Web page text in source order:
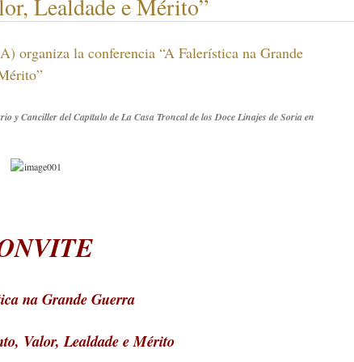
Lealdade e Mérito”
la conferencia “A Falerística na Grande
y Canciller del Capítulo de La Casa Troncal de los Doce Linajes de Soria en
na Grande Guerra
Valor, Lealdade e Mérito